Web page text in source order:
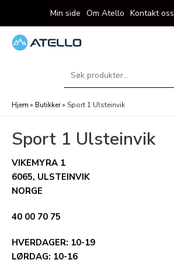
til
innholdet
Min side Om Atello Kontakt oss
Søk
Hjem » Butikker» Sport 1 Ulsteinvik
Sport 1 Ulsteinvik
VIKEMYRA 1
6065 ULSTEINVIK
NORGE
40 00 70 75
HVERDAGER 10-19
LØRDAG 10-16